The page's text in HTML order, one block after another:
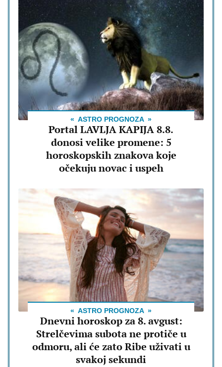
ASTRO PROGNOZA
Portal LAVLJA KAPIJA 8.8.
donosi velike promene: 5
horoskopskih znakova koje
očekuju novac i uspeh
ASTRO PROGNOZA
Dnevni horoskop za 8. avgust:
Strelčevima subota ne protiče u
odmoru, ali će zato Ribe uživati u
svakoj sekundi